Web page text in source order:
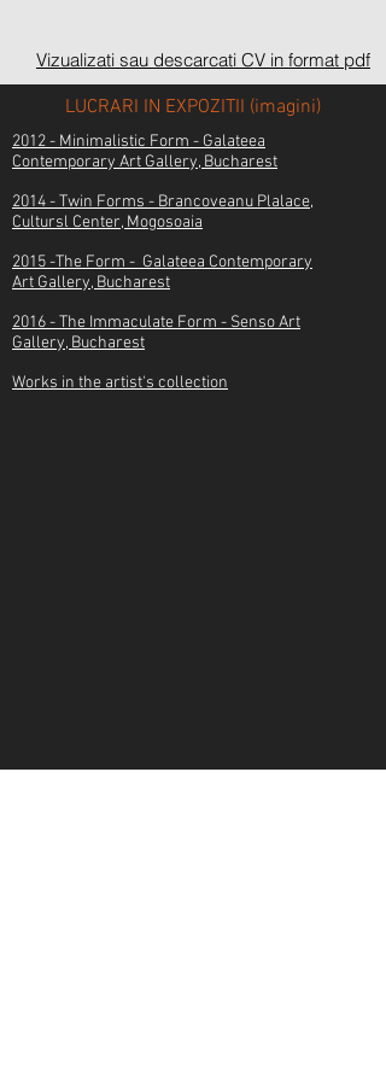
Vizualizati sau descarcati CV in format pdf
LUCRARI IN EXPOZITII (imagini)
2012 - Minimalistic Form - Galateea
Contemporary Art Gallery, Bucharest
2014 - Twin Forms - Brancoveanu Plalace,
Cultursl Center, Mogosoaia
2015 -The Form - Galateea Contemporary
Art Gallery, Bucharest
2016 -The Immaculate Form - Senso Art
Gallery, Bucharest
Works in the artist's collection